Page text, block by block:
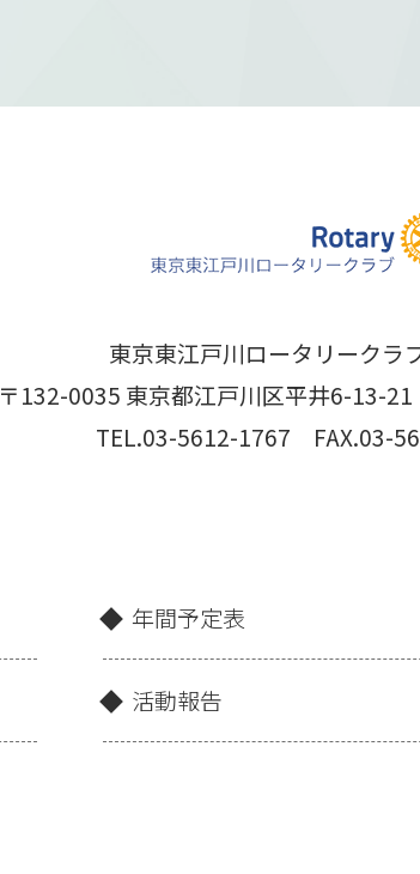
東京東江戸川ロータリークラ
〒132-0035 東京都江戸川区平井6-13-
TEL.03-5612-1767 FAX.03-
年間予定表
活動報告